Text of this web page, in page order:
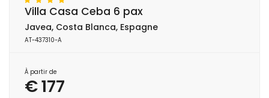
Villa Casa Ceba 6 pax
Javea, Costa Blanca, Espagne
AT-437310-A
À partir de
€ 177